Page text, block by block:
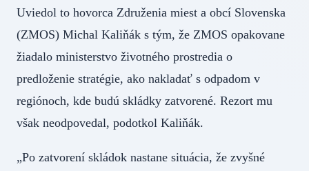
Uviedol to hovorca Združenia miest a obcí Slovenska
(ZMOS) Michal Kaliňák s tým, že ZMOS opakovane
žiadalo ministerstvo životného prostredia o
predloženie stratégie, ako nakladať s odpadom v
regiónoch, kde budú skládky zatvorené. Rezort mu
však neodpovedal, podotkol Kaliňák.
„Po zatvorení skládok nastane situácia, že zvyšné